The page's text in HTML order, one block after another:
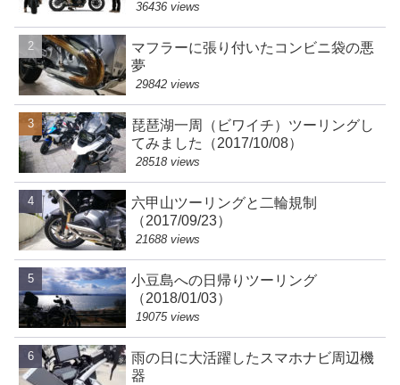
36436 views
マフラーに張り付いたコンビニ袋の悪
夢
29842 views
琵琶湖一周（ビワイチ）ツーリングし
てみました（2017/10/08）
28518 views
六甲山ツーリングと二輪規制
（2017/09/23）
21688 views
小豆島への日帰りツーリング
（2018/01/03）
19075 views
雨の日に大活躍したスマホナビ周辺機
器